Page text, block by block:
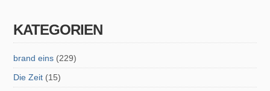
KATEGORIEN
brand eins (229)
Die Zeit (15)